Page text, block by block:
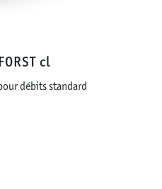
cl
débits standard